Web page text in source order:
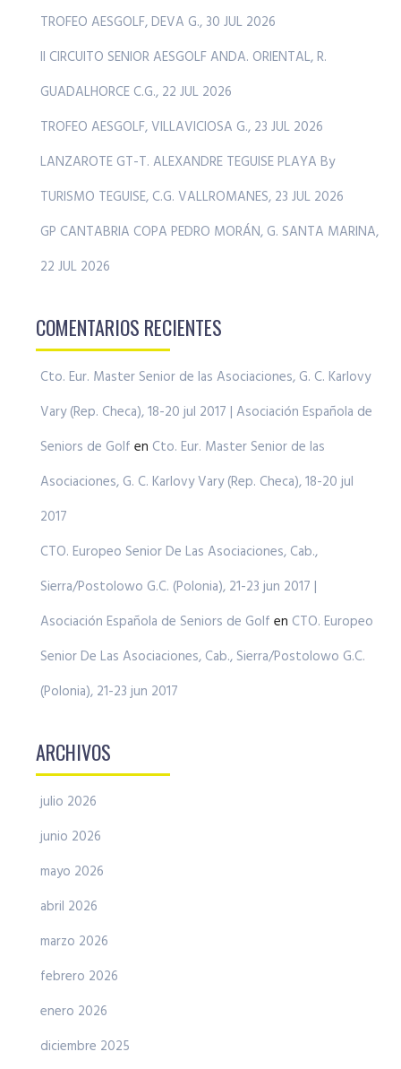
TROFEO AESGOLF, DEVA G., 30 JUL 2026
II CIRCUITO SENIOR AESGOLF ANDA. ORIENTAL, R.
GUADALHORCE C.G., 22 JUL 2026
TROFEO AESGOLF, VILLAVICIOSA G., 23 JUL 2026
LANZAROTE GT-T. ALEXANDRE TEGUISE PLAYA By
TURISMO TEGUISE, C.G. VALLROMANES, 23 JUL 2026
GP CANTABRIA COPA PEDRO MORÁN, G. SANTA MARINA,
22 JUL 2026
COMENTARIOS RECIENTES
Cto. Eur. Master Senior de las Asociaciones, G. C. Karlovy
Vary (Rep. Checa), 18-20 jul 2017 | Asociación Española de
Seniors de Golf en Cto. Eur. Master Senior de las
Asociaciones, G. C. Karlovy Vary (Rep. Checa), 18-20 jul
2017
CTO. Europeo Senior De Las Asociaciones, Cab.,
Sierra/Postolowo G.C. (Polonia), 21-23 jun 2017 |
Asociación Española de Seniors de Golf en CTO. Europeo
Senior De Las Asociaciones, Cab., Sierra/Postolowo G.C.
(Polonia), 21-23 jun 2017
ARCHIVOS
julio 2026
junio 2026
mayo 2026
abril 2026
marzo 2026
febrero 2026
enero 2026
diciembre 2025